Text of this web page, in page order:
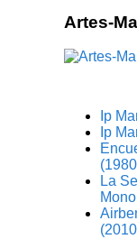
Artes-
Ip
Ip
La